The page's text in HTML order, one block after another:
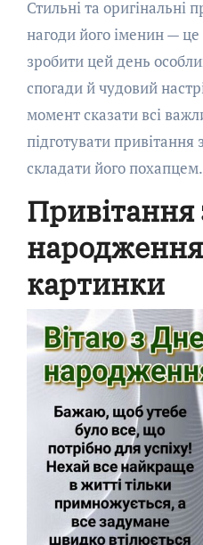
Стильні та оригінальні
нагоди його іменин —
зробити цей день
спогади й чудовий
момент сказати всі
підготувати привітання
складати його похапцем.
Привітання
картинки